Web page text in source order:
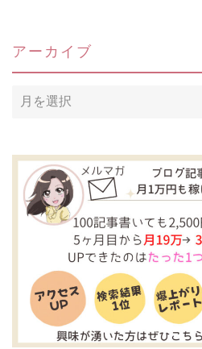
アーカイブ
ア
ー
ブ